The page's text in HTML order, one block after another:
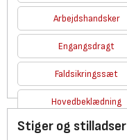
Arbejdshandsker
Engangsdragt
Faldsikringssæt
Hovedbeklædning
Se alle
Stiger og stilladser